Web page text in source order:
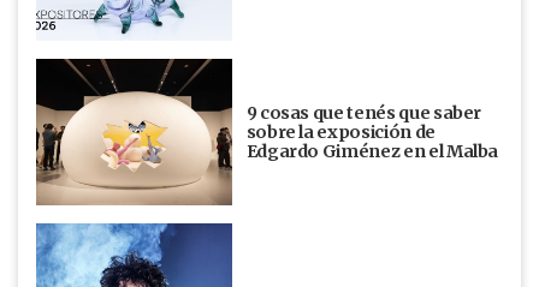
9 cosas que tenés que saber
sobre la exposición de
Edgardo Giménez en el Malba